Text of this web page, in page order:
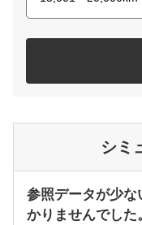
シミ
参照データが少
かりませんでした